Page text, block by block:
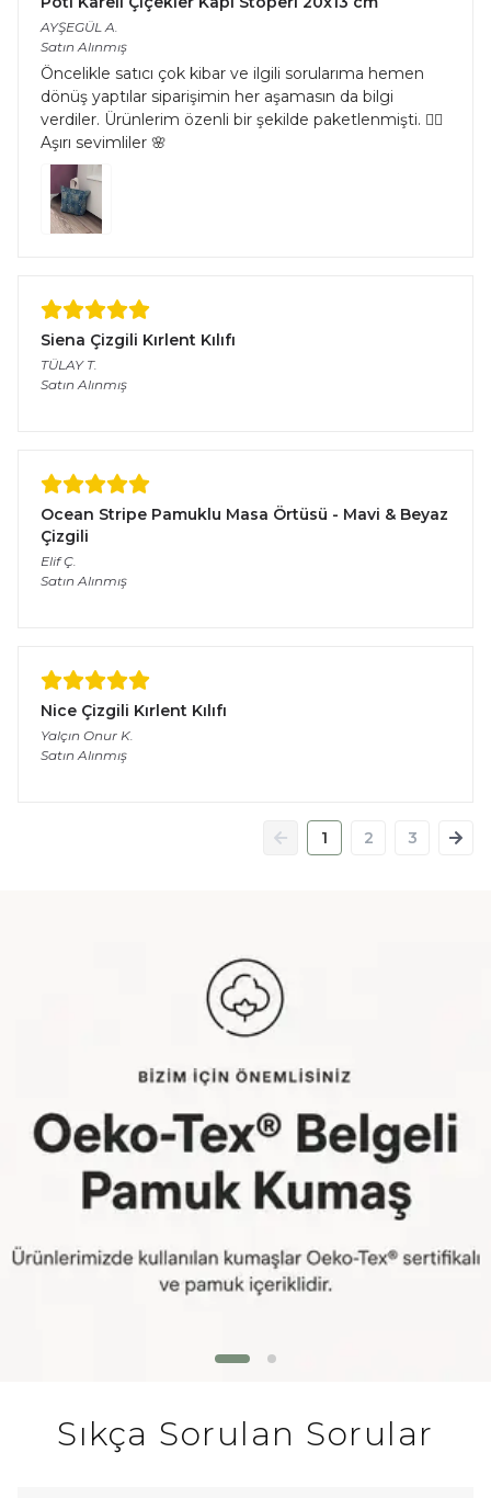
AYŞEGÜL A.
Satın Alınmış
Öncelikle satıcı çok kibar ve ilgili sorularıma hemen
dönüş yaptılar siparişimin her aşamasın da bilgi
verdiler. Ürünlerim özenli bir şekilde paketlenmişti. 👌🏻
Aşırı sevimliler 🌸
Siena Çizgili Kırlent Kılıfı
TÜLAY T.
Satın Alınmış
Ocean Stripe Pamuklu Masa Örtüsü - Mavi & Beyaz
Çizgili
Elif Ç.
Satın Alınmış
Nice Çizgili Kırlent Kılıfı
Yalçın Onur K.
Satın Alınmış
1 2 3
Sıkça Sorulan Sorular